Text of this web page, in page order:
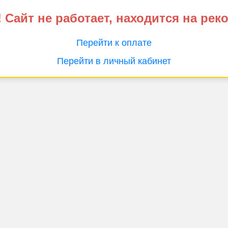
не работает, находится на
Перейти к оплате
Перейти в личный кабинет